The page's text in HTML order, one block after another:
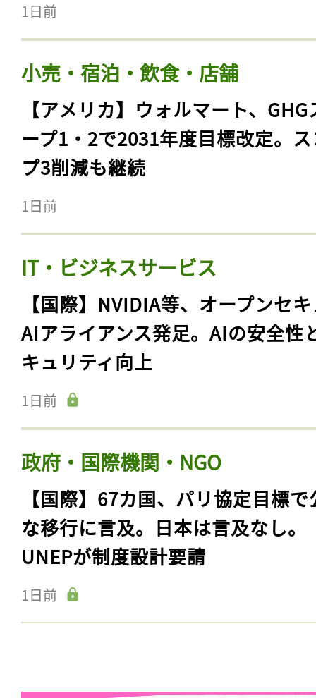
1日前
小売・宿泊・飲食・店舗
【アメリカ】ウォルマート、GHG
ープ1・2で2031年度目標改定。
プ3削減も継続
1日前
IT・ビジネスサービス
【国際】NVIDIA等、オープンセ
AIアライアンス発足。AIの安全性
キュリティ向上
1日前
政府・国際機関・NGO
【国際】67カ国、パリ協定目標で
な移行に言及。日本は言及なし。
UNEPが制度設計要請
1日前